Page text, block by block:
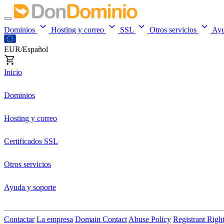
Dominios Hosting y correo SSL Otros servicios
EUR/Español
Inicio
Dominios
Hosting y correo
Certificados SSL
Otros servicios
Ayuda y soporte
Contactar La empresa Domain Contact Abuse Policy Registrant